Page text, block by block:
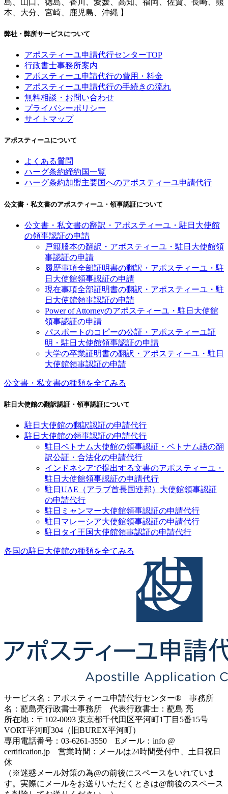
本、大分、宮崎、鹿児島、沖縄 】
弊社・弊所サービスについて
アポスティーユ申請代行センターTOP
行政書士事務所案内
アポスティーユ申請代行の費用・料金
アポスティーユ申請代行の手続きの流れ
無料相談・お問い合わせ
プライバシーポリシー
サイトマップ
アポスティーユについて
よくある質問
ハーグ条約締約国一覧
ハーグ条約加盟主要国へのアポスティーユ申請代行
公文書・私文書のアポスティーユ・領事認証について
公文書・私文書の翻訳・アポスティーユ・駐日大使館
の領事認証の申請
戸籍謄本の翻訳・アポスティーユ・駐日大使館領
事認証の申請
履歴事項全部証明書の翻訳・アポスティーユ・駐
日大使館領事認証の申請
現在事項全部証明書の翻訳・アポスティーユ・駐
日大使館領事認証の申請
Power of Attorneyのアポスティーユ・駐日大使館
領事認証の申請
パスポートのコピーの公証・アポスティーユ証
明・駐日大使館領事認証の申請
大学の卒業証明書の翻訳・アポスティーユ・駐日
大使館領事認証の申請
公文書・私文書の種類を全てみる
駐日大使館の翻訳認証・領事認証について
駐日大使館の翻訳認証の申請代行
駐日大使館の領事認証の申請代行
駐日ベトナム大使館の領事認証・ベトナム語の翻
訳公証・合法化の申請代行
インドネシアで提出する文書のアポスティーユ・
駐日大使館領事認証の申請代行
駐日UAE（アラブ首長国連邦）大使館領事認証
の申請代行
駐日ミャンマー大使館領事認証の申請代行
駐日マレーシア大使館領事認証の申請代行
駐日タイ王国大使館領事認証の申請代行
各国の駐日大使館の種類を全てみる
サービス名：アポスティーユ申請代行センター® 事務所
名：蓜島亮行政書士事務所 代表行政書士：蓜島 亮
所在地：〒102-0093 東京都千代田区平河町1丁目5番15号
VORT平河町304（旧BUREX平河町）
専用電話番号：03-6261-3550 Eメール：info @
certification.jp 営業時間：メールは24時間受付中、土日祝日
休
（※迷惑メール対策の為@の前後にスペースをいれていま
す。実際にメールをお送りいただくときは@前後のスペース